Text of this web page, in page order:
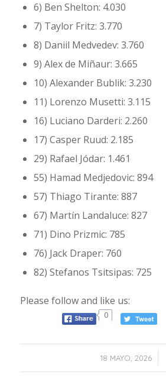
6) Ben Shelton: 4.030
7) Taylor Fritz: 3.770
8) Daniil Medvedev: 3.760
9) Alex de Miñaur: 3.665
10) Alexander Bublik: 3.230
11) Lorenzo Musetti: 3.115
16) Luciano Darderi: 2.260
17) Casper Ruud: 2.185
29) Rafael Jódar: 1.461
55) Hamad Medjedovic: 894
57) Thiago Tirante: 887
67) Martín Landaluce: 827
71) Dino Prizmic: 785
76) Jack Draper: 760
82) Stefanos Tsitsipas: 725
Please follow and like us:
0
18 MAYO, 2026
/